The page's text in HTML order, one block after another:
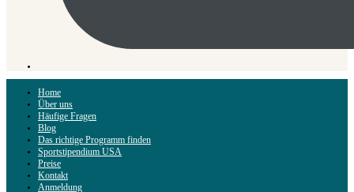
Home
Über uns
Häufige Fragen
Blog
Das richtige Programm finden
Sportstipendium USA
Preise
Kontakt
Anmeldung